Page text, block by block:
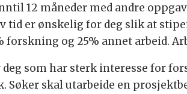
12 måneder med andre
tid er ønskelig for deg slik at
forskning og 25% annet arbeid.
deg som har sterk interesse for
Søker skal utarbeide en